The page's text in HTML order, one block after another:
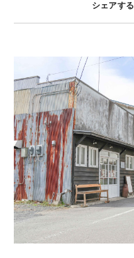
シェアする